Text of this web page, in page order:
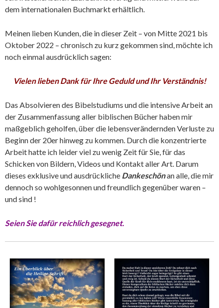
dem internationalen Buchmarkt erhältlich.
Meinen lieben Kunden, die in dieser Zeit – von Mitte 2021 bis
Oktober 2022 – chronisch zu kurz gekommen sind, möchte ich
noch einmal ausdrücklich sagen:
Vielen lieben Dank für Ihre Geduld und Ihr Verständnis!
Das Absolvieren des Bibelstudiums und die intensive Arbeit an
der Zusammenfassung aller biblischen Bücher haben mir
maßgeblich geholfen, über die lebensverändernden Verluste zu
Beginn der 20er hinweg zu kommen. Durch die konzentrierte
Arbeit hatte ich leider viel zu wenig Zeit für Sie, für das
Schicken von Bildern, Videos und Kontakt aller Art. Darum
dieses exklusive und ausdrückliche Dankeschönan alle, die mir
dennoch so wohlgesonnen und freundlich gegenüber waren –
und sind !
Seien Sie dafür reichlich gesegnet.